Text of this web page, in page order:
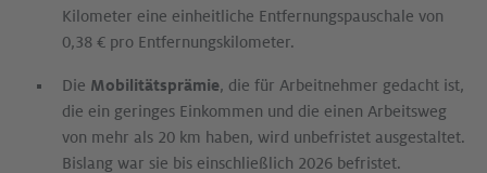
Kilometer eine einheitliche Entfernungspauschale von
0,38 € pro Entfernungs­kilometer.
Die Mobilitätsprämie, die für Arbeitnehmer gedacht ist,
die ein geringes Einkommen und die einen Arbeitsweg
von mehr als 20 km haben, wird unbefristet ausgestaltet.
Bislang war sie bis einschließlich 2026 befristet.